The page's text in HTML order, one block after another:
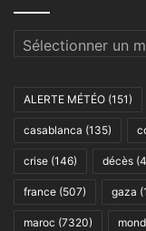
Archives
ALERTE MÉTÉO (151)
casablanca (135)
crise (146) décès
france (507) gaza
maroc (7320)